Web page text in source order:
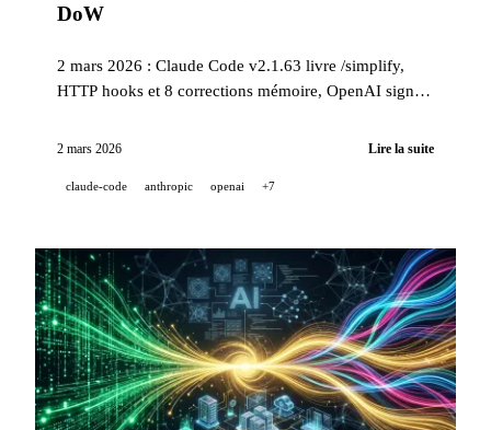
DoW
2 mars 2026 : Claude Code v2.1.63 livre /simplify,
HTTP hooks et 8 corrections mémoire, OpenAI signe
refuse la surveillance de masse et menace d'aller en
Qwen 3.5 Small Series, Gemini CLI v0.31.0, et les
2 mars 2026 Lire la suite
claude-code anthropic openai +7